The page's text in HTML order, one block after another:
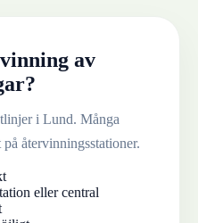
av
?
i Lund. Många
återvinningsstationer.
eller central